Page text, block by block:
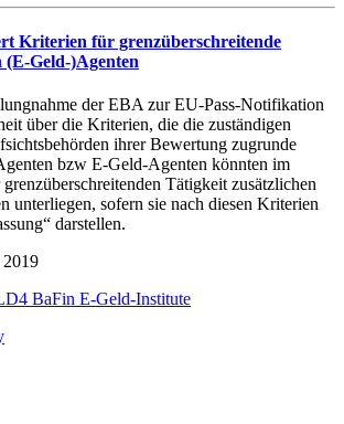
Kriterien für grenzüberschreitende
Geld-)Agenten
der EBA zur EU-Pass-Notifikation
über die Kriterien, die die zuständigen
ihrer Bewertung zugrunde
bzw E-Geld-Agenten könnten im
Tätigkeit zusätzlichen
unterliegen, sofern sie nach diesen Kriterien
darstellen.
2019
BaFin E-Geld-Institute